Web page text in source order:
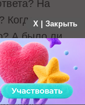
На
Когда
А было ли
на
через
X | Закрыть